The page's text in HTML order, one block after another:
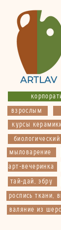
взрослым
мыловарение
арт-вечеринка
тай-дай, эбру
роспись ткани,
курсы
валяние из